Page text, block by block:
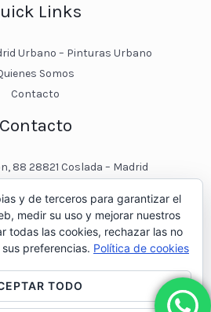
Links
Urbano – Pinturas Urbano
Somos
Contacto
Contacto
88 28821 Coslada – Madrid
– 643 00 74 11
y de terceros para garantizar el
medir su uso y mejorar nuestros
todas las cookies, rechazar las no
preferencias. Política de cookies
TODO